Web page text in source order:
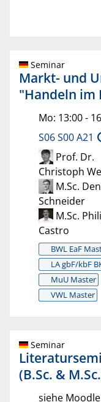
Seminar
Markt- und
"Handeln im
Mo: 13:00 -
S06 S00 A21
Prof. Dr.
Christoph
M.Sc.
Schneider
M.Sc.
Castro
BWL EaF
LA gbF/kbF
MuU Master
VWL Master
Seminar
(B.Sc. &
siehe Moodle